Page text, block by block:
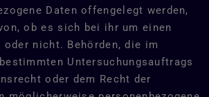
Daten offengelegt werden,
ob es sich bei ihr um einen
nicht. Behörden, die im
Untersuchungsauftrags
oder dem Recht der